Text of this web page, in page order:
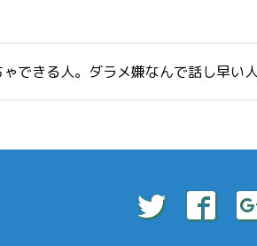
できる人。ダラメ嫌なんで話し早い人